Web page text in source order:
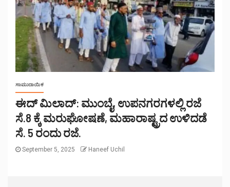
ಸಾಮುದಾಯಿಕ
ಈದ್ ಮಿಲಾದ್: ಮುಂಬೈ, ಉಪನಗರಗಳಲ್ಲಿ ರಜೆ
ಸೆ.8 ಕ್ಕೆ ಮರುಘೋಷಣೆ, ಮಹಾರಾಷ್ಟ್ರದ ಉಳಿದಡೆ
ಸೆ. 5 ರಂದು ರಜೆ.
September 5, 2025 Haneef Uchil